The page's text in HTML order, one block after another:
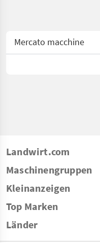
Mercato macchine
Landwirt.com
Maschinengruppen
Kleinanzeigen
Top Marken
Länder